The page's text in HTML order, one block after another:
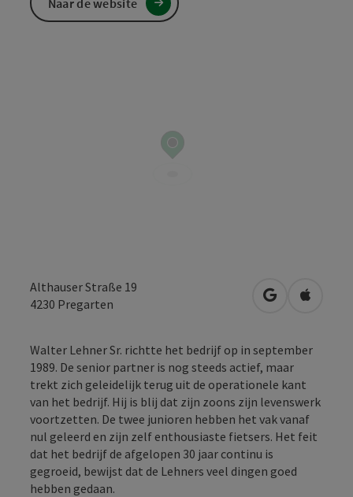
Althauser Straße 19
4230 Pregarten Openen in
Walter Lehner Sr. richtte het bedrijf op in september
1989. De senior partner is nog steeds actief, maar
trekt zich geleidelijk terug uit de operationele kant
van het bedrijf. Hij is blij dat zijn zoons zijn levenswerk
voortzetten. De twee junioren hebben het vak vanaf
nul geleerd en zijn zelf enthousiaste fietsers. Het feit
dat het bedrijf de afgelopen 30 jaar continu is
gegroeid, bewijst dat de Lehners veel dingen goed
hebben gedaan.